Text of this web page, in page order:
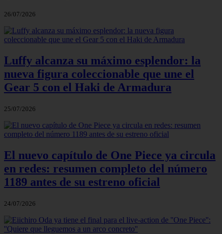
26/07/2026
Luffy alcanza su máximo esplendor: la
nueva figura coleccionable que une el
Gear 5 con el Haki de Armadura
25/07/2026
El nuevo capítulo de One Piece ya circula
en redes: resumen completo del número
1189 antes de su estreno oficial
24/07/2026